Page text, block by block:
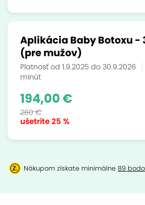
Aplikácia Baby Botoxu -
(pre mužov)
Platnosť od 1.9.2025 do 30.9.2026
minút
ušetríte25 %
194,00 €
260 €
Nákupom získate minimálne 89